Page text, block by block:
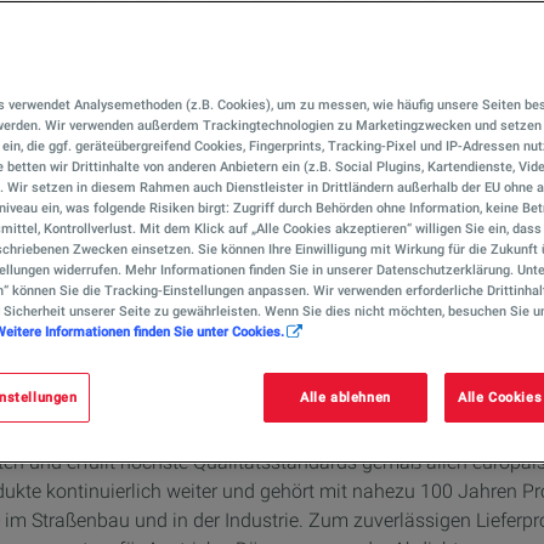
für raffinierte
im Straßen- und Wasserbau, bei
Einsatz.
und erfüllt höchste Qualitätsstandards gemäß allen
kontinuierlich weiter und gehört mit nahezu 100 Jahren
Straßenbau und in der Industrie. Zum zuverlässigen
verwendet Analysemethoden (z.B. Cookies), um zu messen, wie häufig unsere Seiten
Wir verwenden außerdem Trackingtechnologien zu Marketingzwecken und
die ggf. geräteübergreifend Cookies, Fingerprints, Tracking-Pixel und IP-Adressen
betten wir Drittinhalte von anderen Anbietern ein (z.B. Social Plugins, Kartendienste,
setzen in diesem Rahmen auch Dienstleister in Drittländern außerhalb der EU ohne
ein, was folgende Risiken birgt: Zugriff durch Behörden ohne Information, keine
Kontrollverlust. Mit dem Klick auf „Alle Cookies akzeptieren“ willigen Sie ein,
Zwecken einsetzen. Sie können Ihre Einwilligung mit Wirkung für die Zukunft
widerrufen. Mehr Informationen finden Sie in unserer Datenschutzerklärung.
können Sie die Tracking-Einstellungen anpassen. Wir verwenden erforderliche
Sicherheit unserer Seite zu gewährleisten. Wenn Sie dies nicht möchten, besuchen Sie
Informationen finden Sie unter Cookies.
Alle ablehnen Alle